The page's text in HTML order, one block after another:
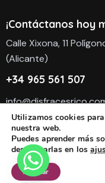
¡Contáctanos hoy
Calle Xixona, 11
(Alicante)
+34 965 561 507
Copyright 2026
Utilizamos cookies
nuestra web.
Puedes aprender más
desactivarlas en los
Aceptar